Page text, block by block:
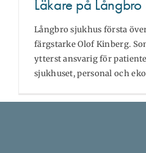
Läkare på Långbro
Långbro sjukhus första
färgstarke Olof Kinberg.
ytterst ansvarig för
sjukhuset, personal och